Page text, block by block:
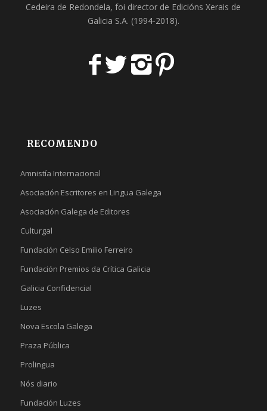
Cedeira de Redondela, foi director de Edicións Xerais de
Galicia S.A. (1994-2018).
RECOMENDO
Amnistía Internacional
Asociación Escritores en Lingua Galega
Asociación Galega de Editores
Culturgal
Fundación Celso Emilio Ferreiro
Fundación Premios da Crítica Galicia
Galicia Confidencial
Luzes
Nova Escola Galega
Praza Pública
Prolingua
Nós diario
Fundación Luzes